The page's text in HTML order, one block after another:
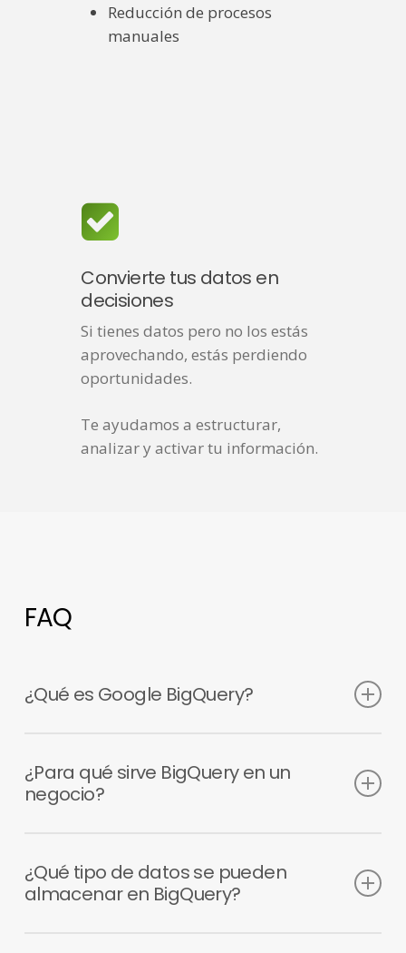
Reducción de procesos
manuales
Convierte tus datos en
decisiones
Si tienes datos pero no los estás
aprovechando, estás perdiendo
oportunidades.
Te ayudamos a estructurar,
analizar y activar tu información.
FAQ
¿Qué es Google BigQuery?
análisis de datos en la nube que permite
procesar grandes volúmenes de información de
¿Para qué sirve BigQuery en un
negocio?
analizarlos para obtener insights que mejoren la
toma de decisiones.
¿Qué tipo de datos se pueden
almacenar en BigQuery?